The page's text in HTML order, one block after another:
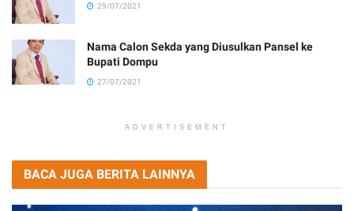
29/07/2021
Nama Calon Sekda yang Diusulkan Pansel ke
Bupati Dompu
27/07/2021
ADVERTISEMENT
BACA JUGA BERITA LAINNYA